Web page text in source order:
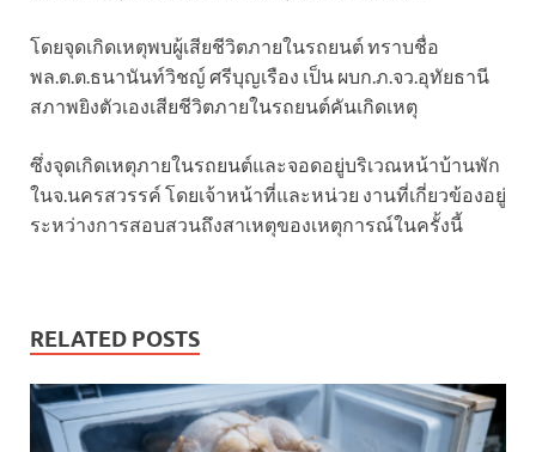
โดยจุดเกิดเหตุพบผู้เสียชีวิตภายในรถยนต์ ทราบชื่อ
พล.ต.ต.ธนานันท์วิชญ์ ศรีบุญเรือง เป็น ผบก.ภ.จว.อุทัยธานี
สภาพยิงตัวเองเสียชีวิตภายในรถยนต์คันเกิดเหตุ
ซึ่งจุดเกิดเหตุภายในรถยนต์และจอดอยู่บริเวณหน้าบ้านพัก
ในจ.นครสวรรค์ โดยเจ้าหน้าที่และหน่วย งานที่เกี่ยวข้องอยู่
ระหว่างการสอบสวนถึงสาเหตุของเหตุการณ์ในครั้งนี้
RELATED POSTS